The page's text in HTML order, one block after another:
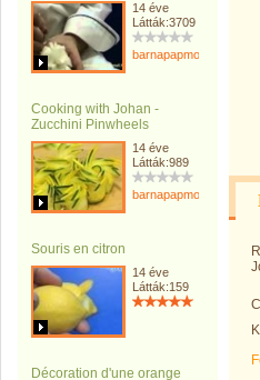
14 éve
Látták:3709
barnapapmonika
Cooking with Johan -
Zucchini Pinwheels
14 éve
Látták:989
barnapapmonika
Souris en citron
14 éve
Látták:159
Décoration d'une orange